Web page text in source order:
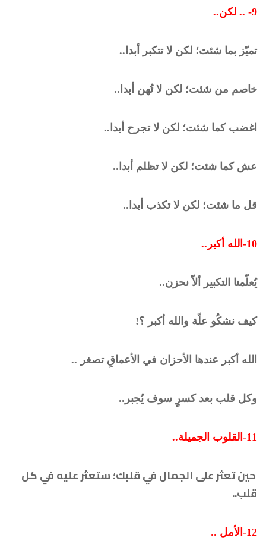
9- .. لكن..
تميّز بما شئت؛ لكن لا تتكبر أبدا..
خاصم من شئت؛ لكن لا تُهن أبدا..
اغضب كما شئت؛ لكن لا تجرح أبدا..
عش كما شئت؛ لكن لا تظلم أبدا..
قل ما شئت؛ لكن لا تكذب أبدا..
10-الله أكبر..
يُعلّمنا التكبير ألاّ نحزن..
كيف نشكُو علّة والله أكبر ؟!
الله أكبر عندها الأحزان في الأعماقِ تصغر ..
وكل قلب بعد كسرٍ سوف يُجبر..
11-القلوب الجميلة..
حين تعثر على الجمال في قلبك؛ ستعثر عليه في كل
قلب..
12-الأمل ..